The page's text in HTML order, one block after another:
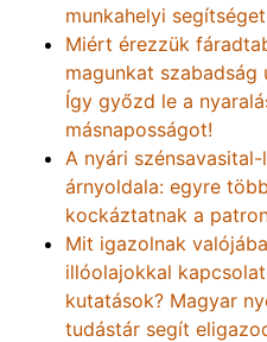
munkahelyi segítséget
Miért érezzük
magunkat szabadság
Így győzd le a
másnaposságot!
A nyári szénsavasital-
árnyoldala: egyre
kockáztatnak a
Mit igazolnak
illóolajokkal
kutatások? Magyar
tudástár segít